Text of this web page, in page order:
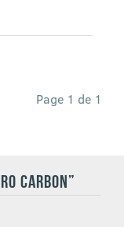
Page 1 de 1
CARBON”